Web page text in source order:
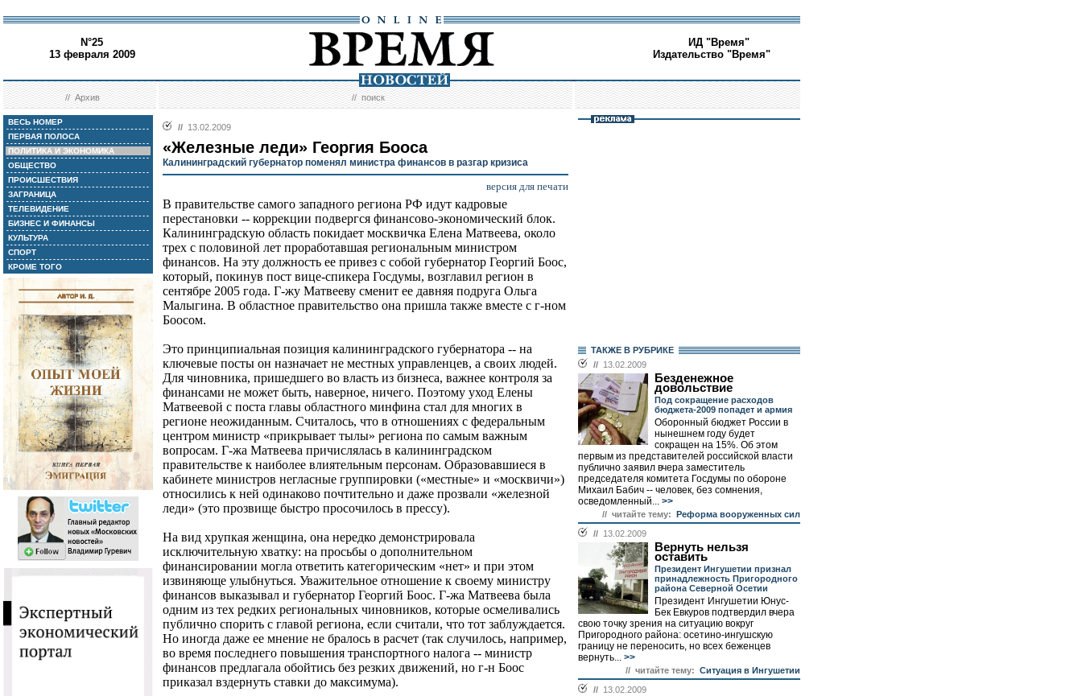
N°25
13 февраля 2009
ИД "Время"
Издательство "Время"
//Архив //поиск
ВЕСЬ НОМЕР
ПЕРВАЯ ПОЛОСА
ПОЛИТИКА И ЭКОНОМИКА
ОБЩЕСТВО
ПРОИСШЕСТВИЯ
ЗАГРАНИЦА
ТЕЛЕВИДЕНИЕ
БИЗНЕС И ФИНАНСЫ
КУЛЬТУРА
СПОРТ
КРОМЕ ТОГО
// 13.02.2009
«Железные леди» Георгия Бооса
Калининградский губернатор поменял министра финансов в разгар кризиса
версия для печати
В правительстве самого западного региона РФ идут кадровые
перестановки -- коррекции подвергся финансово-экономический блок.
Калининградскую область покидает москвичка Елена Матвеева, около
трех с половиной лет проработавшая региональным министром
финансов. На эту должность ее привез с собой губернатор Георгий Боос,
который, покинув пост вице-спикера Госдумы, возглавил регион в
сентябре 2005 года. Г-жу Матвееву сменит ее давняя подруга Ольга
Малыгина. В областное правительство она пришла также вместе с г-ном
Боосом.
Это принципиальная позиция калининградского губернатора -- на
ключевые посты он назначает не местных управленцев, а своих людей.
Для чиновника, пришедшего во власть из бизнеса, важнее контроля за
финансами не может быть, наверное, ничего. Поэтому уход Елены
Матвеевой с поста главы областного минфина стал для многих в
регионе неожиданным. Считалось, что в отношениях с федеральным
центром министр «прикрывает тылы» региона по самым важным
вопросам. Г-жа Матвеева причислялась в калининградском
правительстве к наиболее влиятельным персонам. Образовавшиеся в
кабинете министров негласные группировки («местные» и «москвичи»)
относились к ней одинаково почтительно и даже прозвали «железной
леди» (это прозвище быстро просочилось в прессу).
На вид хрупкая женщина, она нередко демонстрировала
исключительную хватку: на просьбы о дополнительном
финансировании могла ответить категорическим «нет» и при этом
извиняюще улыбнуться. Уважительное отношение к своему министру
финансов выказывал и губернатор Георгий Боос. Г-жа Матвеева была
одним из тех редких региональных чиновников, которые осмеливались
публично спорить с главой региона, если считали, что тот заблуждается.
Но иногда даже ее мнение не бралось в расчет (так случилось, например,
во время последнего повышения транспортного налога -- министр
финансов предлагала обойтись без резких движений, но г-н Боос
приказал вздернуть ставки до максимума).
ТАКЖЕ В РУБРИКЕ
// 13.02.2009
Безденежное
довольствие
Под сокращение расходов
бюджета-2009 попадет и армия
Оборонный бюджет России в
нынешнем году будет
сокращен на 15%. Об этом
первым из представителей российской власти
публично заявил вчера заместитель
председателя комитета Госдумы по обороне
Михаил Бабич -- человек, без сомнения,
осведомленный... >>
// читайте тему: Реформа вооруженных сил
// 13.02.2009
Вернуть нельзя
оставить
Президент Ингушетии признал
принадлежность Пригородного
района Северной Осетии
Президент Ингушетии Юнус-
Бек Евкуров подтвердил вчера
свою точку зрения на ситуацию вокруг
Пригородного района: осетино-ингушскую
границу не переносить, но всех беженцев
вернуть... >>
// читайте тему: Ситуация в Ингушетии
// 13.02.2009